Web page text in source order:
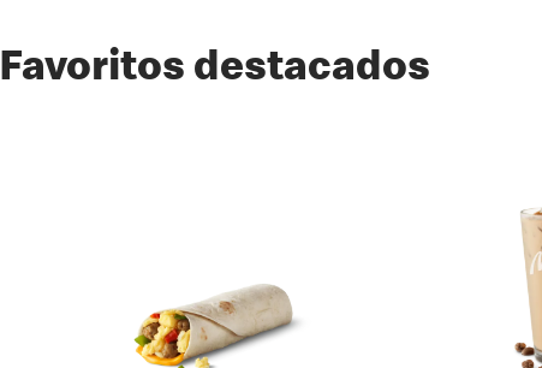
Favoritos destacados